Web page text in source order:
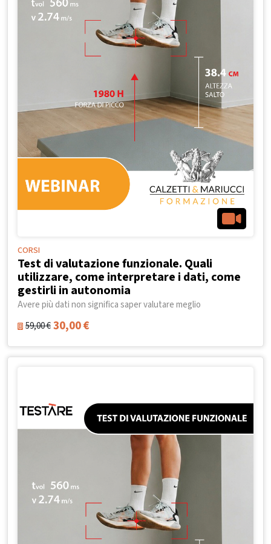
CORSI
Test di valutazione funzionale. Quali
utilizzare, come interpretare i dati, come
gestirli in autonomia
Avere più dati non significa saper valutare meglio
59,00€30,00€